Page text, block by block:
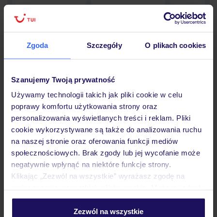
Zgoda Szczegóły O plikach cookies
Szanujemy Twoją prywatność
Używamy technologii takich jak pliki cookie w celu
poprawy komfortu użytkowania strony oraz
personalizowania wyświetlanych treści i reklam. Pliki
cookie wykorzystywane są także do analizowania ruchu
na naszej stronie oraz oferowania funkcji mediów
społecznościowych. Brak zgody lub jej wycofanie może
negatywnie wpłynąć na niektóre funkcje strony.
Klikając „Zezwól na wszystkie” wyrażasz zgodę na
personalizować swój wybór wchodząc w zakładkę
Zezwól na wszystkie
Hotel
Opinie
Pokoje
Wyżywienie
Atrakcje